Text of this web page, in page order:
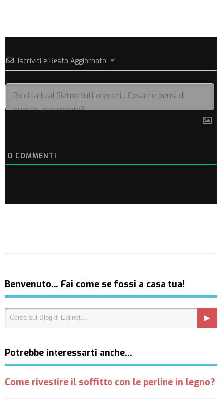
Iscriviti e Resta Aggiornato
0 COMMENTI
Benvenuto… Fai come se fossi a casa tua!
Potrebbe interessarti anche…
Come rivestire il soffitto con le perline in legno?